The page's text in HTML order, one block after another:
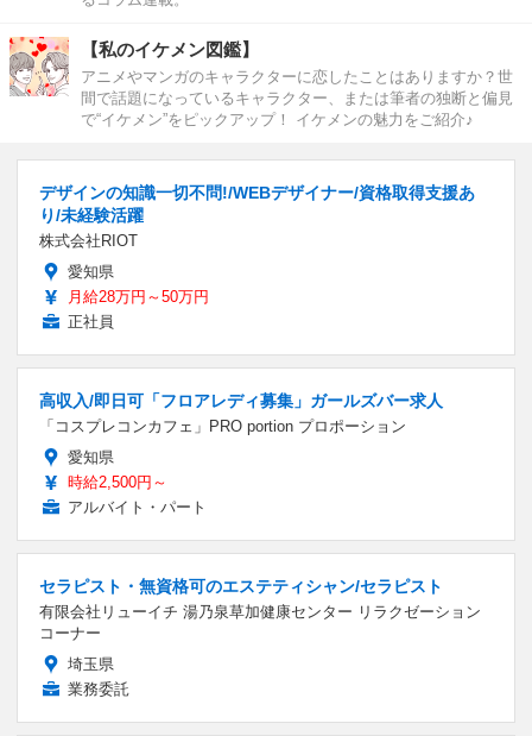
【私のイケメン図鑑】
アニメやマンガのキャラクターに恋したことはありますか？世
間で話題になっているキャラクター、または筆者の独断と偏見
で“イケメン”をピックアップ！ イケメンの魅力をご紹介♪
デザインの知識一切不問!/WEBデザイナー/資格取得支援あ
り/未経験活躍
株式会社RIOT
愛知県
月給28万円～50万円
正社員
高収入/即日可「フロアレディ募集」ガールズバー求人
「コスプレコンカフェ」PRO portion プロポーション
愛知県
時給2,500円～
アルバイト・パート
セラピスト・無資格可のエステティシャン/セラピスト
有限会社リューイチ 湯乃泉草加健康センター リラクゼーション
コーナー
埼玉県
業務委託